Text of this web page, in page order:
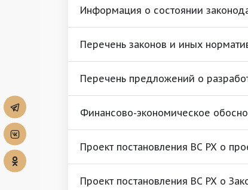
Информация о состоянии
Перечень законов и иных
Перечень предложений о
Финансово-экономическое
Проект постановления ВС РХ о
Проект постановления ВС РХ о